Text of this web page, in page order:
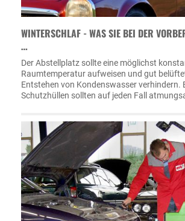
WINTERSCHLAF - WAS SIE BEI DER
…
Der Abstellplatz sollte eine möglichst
Raumtemperatur aufweisen und gut
Entstehen von Kondenswasser verhindern.
Schutzhüllen sollten auf jeden Fall